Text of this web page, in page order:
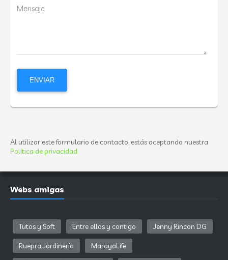
Mensaje
Al utilizar este formulario de contacto, estás aceptando nuestra
Política de privacidad
Webs amigas
Tutos y Soft Entre ellos y contigo Jenny Rincon DG
Ruepra Jardinería MarayaLife